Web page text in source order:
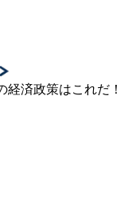
経済政策はこれだ！